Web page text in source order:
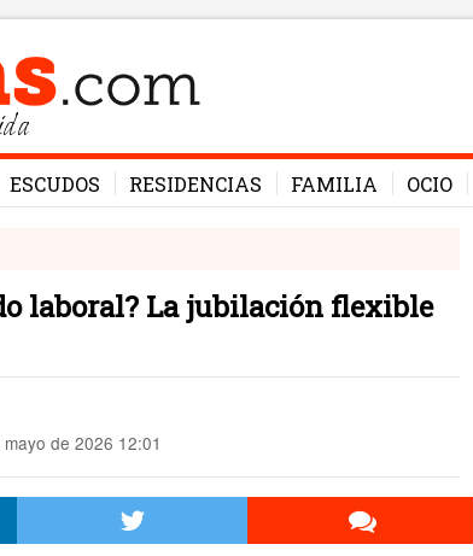
ESCUDOS RESIDENCIAS FAMILIA OCIO
laboral? La jubilación flexible
de 2026 12:01